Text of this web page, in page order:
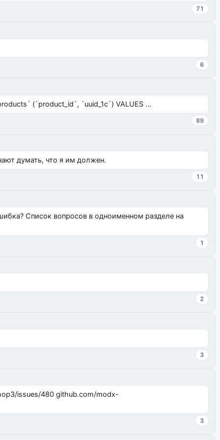
71
6
(`product_id`, `uuid_1c`) VALUES ...
89
думать, что я им должен.
11
Список вопросов в одноименном разделе на
1
2
3
3